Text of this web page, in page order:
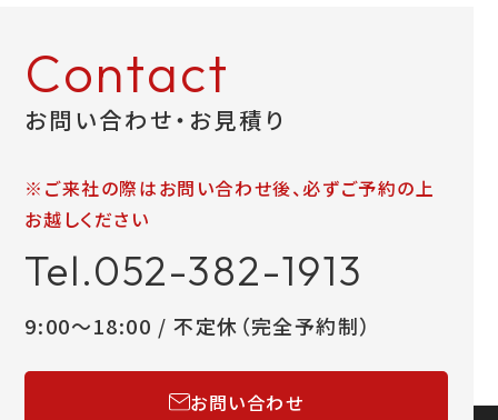
Contact
お問い合わせ・お見積り
※ご来社の際はお問い合わせ後、必ずご予約の上
お越しください
Tel.052-382-1913
9:00～18:00 / 不定休（完全予約制）
お問い合わせ